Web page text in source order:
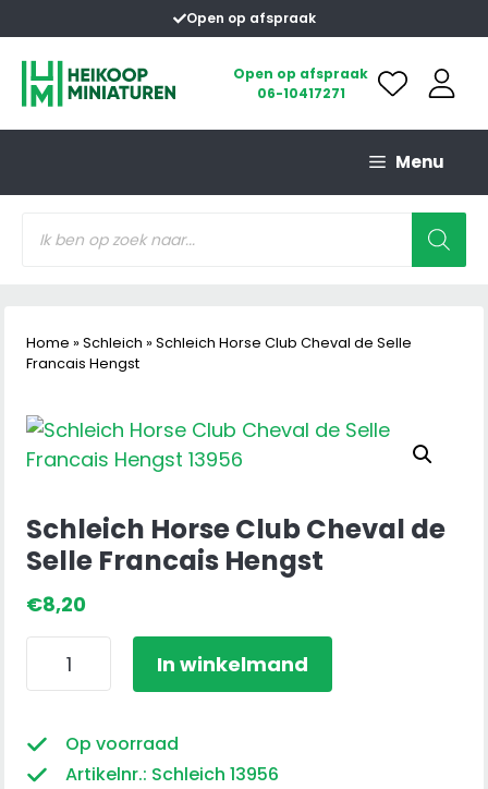
naar
inhoud
Open op afspraak
Open op afspraak
06-10417271
Menu
zoeken
Home » Schleich » Schleich Horse Club Cheval de Selle
Francais Hengst
Schleich Horse Club Cheval de
Selle Francais Hengst
€8,20
Schleich
Horse
Cheval
de
In winkelmand
Op voorraad
Artikelnr.: Schleich 13956